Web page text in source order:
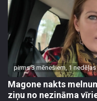
pirms 3 mēnešiem, 1 nedēļas
Magone nakts
ziņu no nezināma